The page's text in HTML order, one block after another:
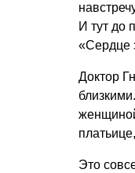
И тут до
«Сердце
Доктор
Это